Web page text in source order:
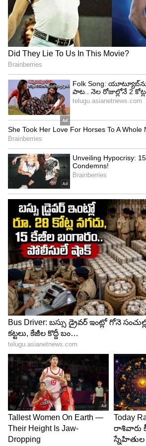
భరణి నక్షత్రం వారికి ఈరోజు
ఆటంకములు. వాహన ప్రయాణాలు
తీసుకొనవలెను. అనవసరపు ఖర్చులు.
కృత్తిక నక్షత్రం వారికి ఈరోజు (సాధన
కార్యక్రమాలకు ప్రారంభించుటకు
ఆనందకరమైన వాతావరణం.
దిన ఫలం:-కుటుంబమునందు
వాతావరణం ఉంటుంది. అదృష్టం
కార్యాలయంలో సహోద్యోగుల సహాయం
పనులు లో అలసత్వం వహించవద్దు.
వింటారు.ఆహ్వానాలు అందుతాయి.
ఆత్మవిశ్వాసం పెరుగుతుంది.పనుల్లో
ఆస్తి లాభం కలుగుతుంది. కుటుంబ
వివిధరకాల మార్గాల నుంచి ఆదాయం
నందు ప్రతిభ తగ్గ గౌరవం
పెరుగుతుంది. ఈరోజు ఈ రాశి వారు
నమోస్తుతే అని జపించండి శుభ
3
13